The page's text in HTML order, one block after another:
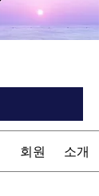
회원 소개